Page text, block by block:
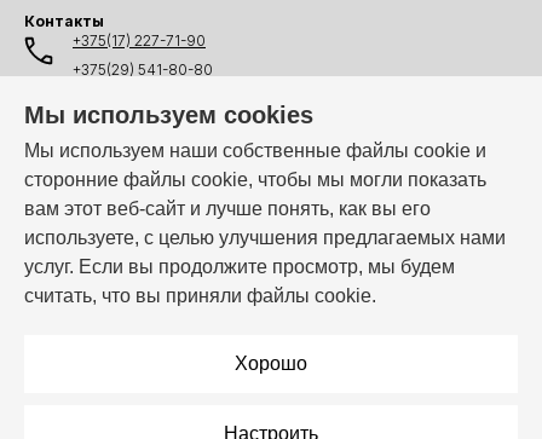
Мы используем cookies
Мы используем наши собственные файлы cookie и
сторонние файлы cookie, чтобы мы могли показать
вам этот веб-сайт и лучше понять, как вы его
используете, с целью улучшения предлагаемых нами
услуг. Если вы продолжите просмотр, мы будем
считать, что вы приняли файлы cookie.
Хорошо
Настроить
Контакты
+375(17) 227-71-90
+375(29) 541-80-80
+375(44) 541-80-80
info@i-ven.by
Мы в мессенджерах:
Режим работы: Пн–Пт: 10:00 – 19:00